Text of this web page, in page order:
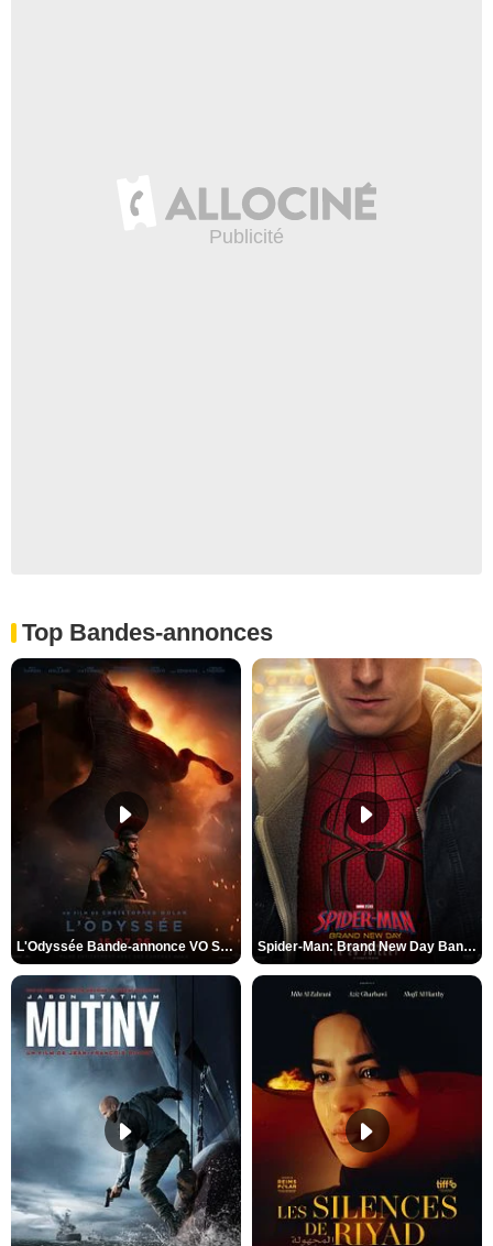
Top Bandes-annonces
L'Odyssée Bande-annonce VO STFR Spider-Man: Brand New Day Bande-annonce VO STFR